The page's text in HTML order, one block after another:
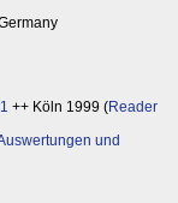
++ Köln 1999 (Reader
und